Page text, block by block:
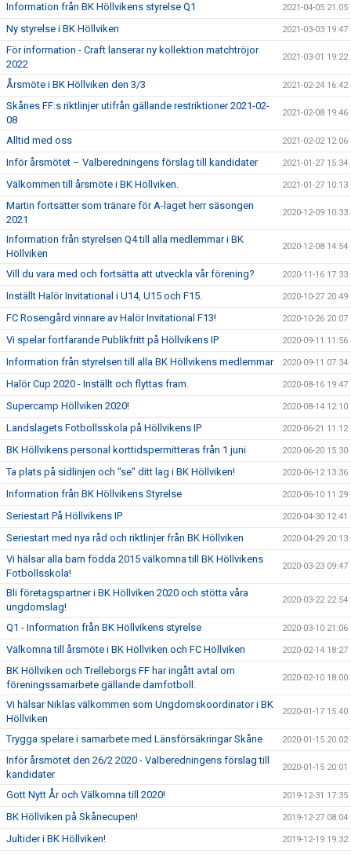
Information från BK Höllvikens styrelse Q1 2021-04-05 21:05
Ny styrelse i BK Höllviken 2021-03-03 19:47
För information - Craft lanserar ny kollektion matchtröjor
2022
2021-03-01 19:22
Årsmöte i BK Höllviken den 3/3 2021-02-24 16:42
Skånes FF:s riktlinjer utifrån gällande restriktioner 2021-02-
08
2021-02-08 19:46
Alltid med oss 2021-02-02 12:06
Inför årsmötet – Valberedningens förslag till kandidater 2021-01-27 15:34
Välkommen till årsmöte i BK Höllviken. 2021-01-27 10:13
Martin fortsätter som tränare för A-laget herr säsongen
2021
2020-12-09 10:33
Information från styrelsen Q4 till alla medlemmar i BK
Höllviken
2020-12-08 14:54
Vill du vara med och fortsätta att utveckla vår förening? 2020-11-16 17:33
Inställt Halör Invitational i U14, U15 och F15. 2020-10-27 20:49
FC Rosengård vinnare av Halör Invitational F13! 2020-10-26 20:07
Vi spelar fortfarande Publikfritt på Höllvikens IP 2020-09-11 11:56
Information från styrelsen till alla BK Höllvikens medlemmar 2020-09-11 07:34
Halör Cup 2020 - Inställt och flyttas fram. 2020-08-16 19:47
Supercamp Höllviken 2020! 2020-08-14 12:10
Landslagets Fotbollsskola på Höllvikens IP 2020-06-21 11:12
BK Höllvikens personal korttidspermitteras från 1 juni 2020-06-20 15:30
Ta plats på sidlinjen och "se" ditt lag i BK Höllviken! 2020-06-12 13:36
Information från BK Höllvikens Styrelse 2020-06-10 11:29
Seriestart På Höllvikens IP 2020-04-30 12:41
Seriestart med nya råd och riktlinjer från BK Höllviken 2020-04-29 20:13
Vi hälsar alla barn födda 2015 välkomna till BK Höllvikens
Fotbollsskola!
2020-03-23 09:47
Bli företagspartner i BK Höllviken 2020 och stötta våra
ungdomslag!
2020-03-22 22:54
Q1 - Information från BK Höllvikens styrelse 2020-03-10 21:06
Välkomna till årsmöte i BK Höllviken och FC Höllviken 2020-02-14 18:27
BK Höllviken och Trelleborgs FF har ingått avtal om
föreningssamarbete gällande damfotboll.
2020-02-10 18:00
Vi hälsar Niklas välkommen som Ungdomskoordinator i BK
Höllviken
2020-01-17 15:40
Trygga spelare i samarbete med Länsförsäkringar Skåne 2020-01-15 20:02
Inför årsmötet den 26/2 2020 - Valberedningens förslag till
kandidater
2020-01-15 20:01
Gott Nytt År och Välkomna till 2020! 2019-12-31 17:35
BK Höllviken på Skånecupen! 2019-12-27 08:04
Jultider i BK Höllviken! 2019-12-19 19:32